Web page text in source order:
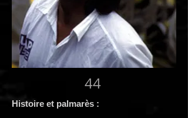
44
Histoire et palmarès :